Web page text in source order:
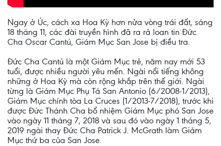
Ngay ở Úc, cách xa Hoa Kỳ hơn nửa vòng trái đất, sáng
18 tháng 11, các đài truyền hình đã ra rả loan tin Đức
Cha Oscar Cantú, Giám Mục San Jose bị điều tra.
Đức Cha Cantú là một Giám Mục trẻ, năm nay mới 53
tuổi, được nhiều người yêu mến. Ngài nổi tiếng không
những ở Hoa Kỳ mà còn rộng khắp trên thế giới. Ngài
từng là Giám Mục Phụ Tá San Antonio (6/2008-1/2013),
Giám Mục chính tòa La Cruces (1/2013-7/2018), trước khi
được Đức Thánh Cha bổ nhiệm Giám Mục phó San Jose
vào ngày 11 tháng 7, 2018 và sau đó vào ngày 1 tháng 5,
2019 ngài thay Đức Cha Patrick J. McGrath làm Giám
Mục thứ ba của San Jose.